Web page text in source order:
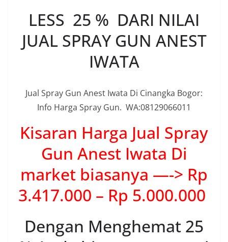
LESS 25 % DARI NILAI
JUAL SPRAY GUN ANEST
IWATA
Jual Spray Gun Anest Iwata Di Cinangka Bogor:
Info Harga Spray Gun. WA:08129066011
Kisaran Harga Jual Spray
Gun Anest Iwata Di
market biasanya —-> Rp
3.417.000 – Rp 5.000.000
Dengan Menghemat 25